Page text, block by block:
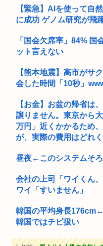
【緊急】AIを使って自
に成功 ゲノム研究が飛
「国会欠席率」84% 国
ット言えない
【熊本地震】高市がサ
会した時間「10秒」
【お金】お盆の帰省は
譲りません。東京から
万円」近くかかるため
が、実際の費用はどれ
昼夜←このシステムそ
会社の上司「ワイくん
ワイ「すいません」
韓国の平均身長
韓国ではチビ扱い